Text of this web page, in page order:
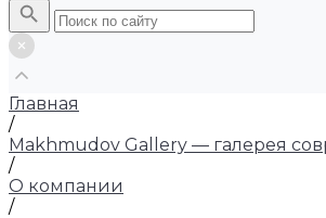
Главная
/
Makhmudov Gallery — галерея
/
О компании
/